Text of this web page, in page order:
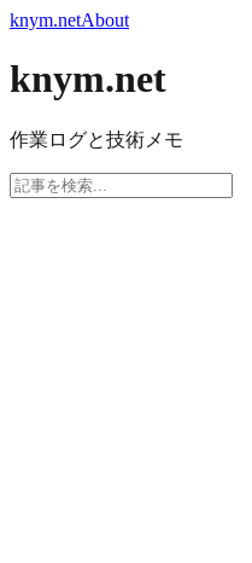
knym.netAbout
knym.net
作業ログと技術メモ